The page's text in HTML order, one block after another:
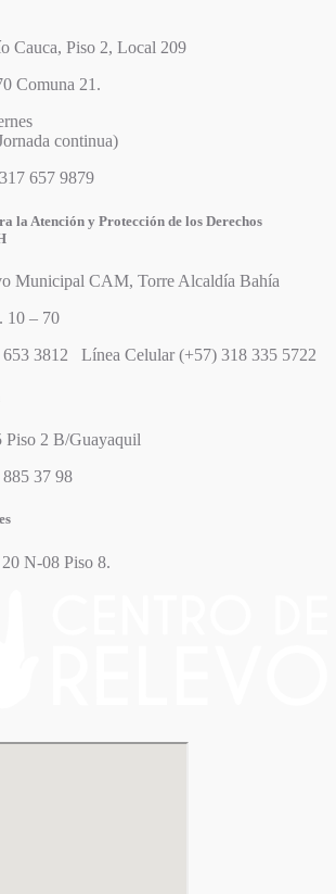
Cauca, Piso 2, Local 209
Comuna 21.
continua)
657 9879
la Atención y Protección de los Derechos
Municipal CAM, Torre Alcaldía Bahía
10 – 70
3812 Línea Celular (+57) 318 335 5722
Piso 2 B/Guayaquil
37 98
N-08 Piso 8.